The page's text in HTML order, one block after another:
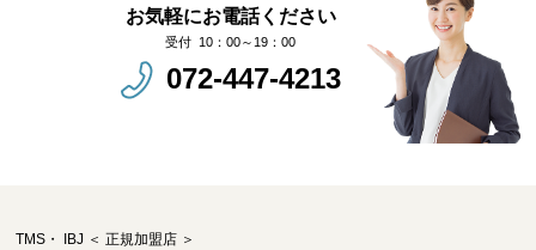
お気軽にお電話ください
10：00～19：00
072-447-4213
TMS・ IBJ ＜ 正規加盟店 ＞